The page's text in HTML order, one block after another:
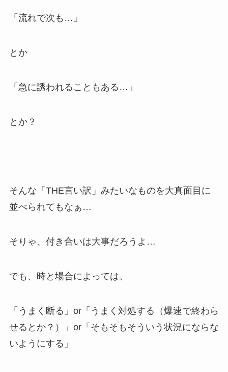
「流れで次も…」
とか
「急に誘われることもある…」
とか？
そんな「THE言い訳」みたいなものを大真面目に
並べられてもなぁ…
そりゃ、付き合いは大事だろうよ…
でも、時と場合によっては、
「うまく断る」or「うまく対処する（爆速で終わら
せるとか？）」or「そもそもそういう状況にならな
いようにする」